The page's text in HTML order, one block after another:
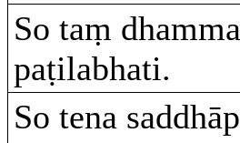
So taṃ
paṭilabhati.
So tena